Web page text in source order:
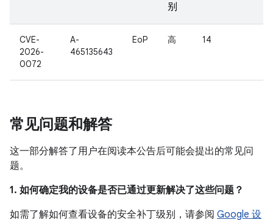
别
CVE-
2026-
0072
A-
465135643
EoP 高 14
常见问题和解答
这一部分解答了用户在阅读本公告后可能会提出的常见问
题。
1. 如何确定我的设备是否已通过更新解决了这些问题？
如需了解如何查看设备的安全补丁级别，请参阅 Google 设